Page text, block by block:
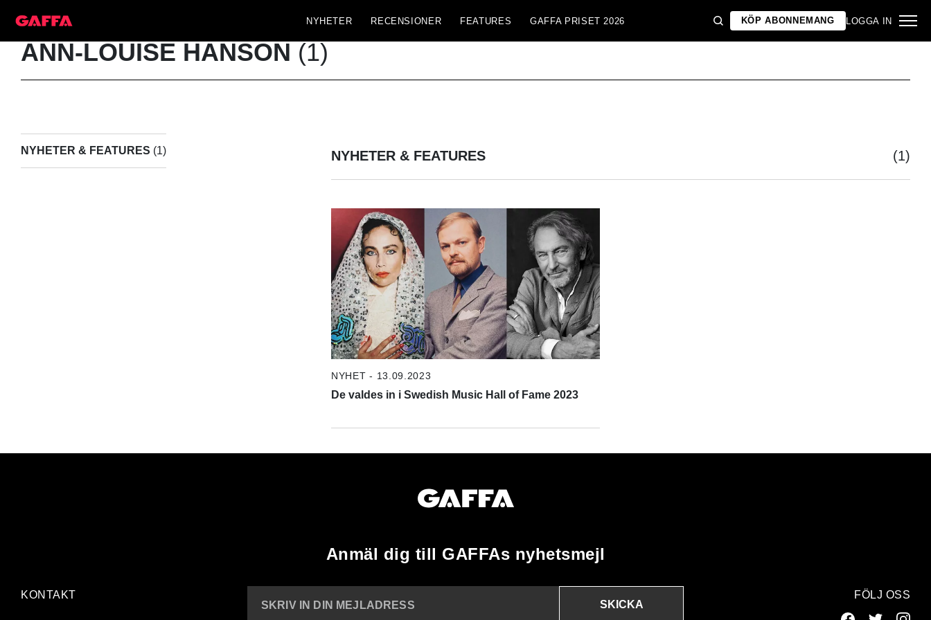
NYHETER RECENSIONER FEATURES GAFFA PRISET 2026 KÖP ABONNEMANG LOGGA IN
ANN-LOUISE HANSON (1)
NYHETER & FEATURES (1) NYHETER & FEATURES (1)
NYHET - 13.09.2023
De valdes in i Swedish Music Hall of Fame 2023
Anmäl dig till GAFFAs nyhetsmejl
KONTAKT
SKRIV IN DIN MEJLADRESS
SKICKA
FÖLJ OSS